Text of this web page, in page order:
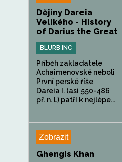
Dějiny Dareia
Velikého - History
of Darius the Great
BLURB INC
Příběh zakladatele
Achaimenovské neboli
První perské říše
Dareia I. (asi 550-486
př. n. l.) patří k nejlépe...
Zobrazit
Ghengis Khan